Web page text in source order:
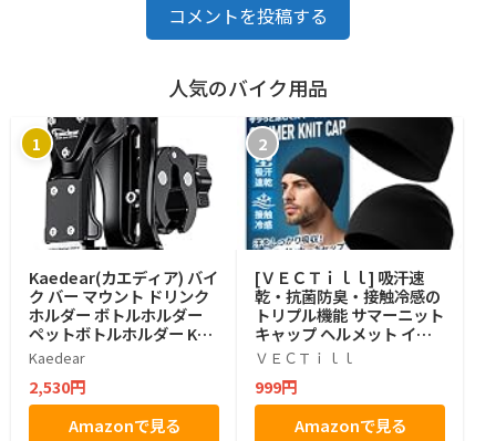
コメントを投稿する
人気のバイク用品
1
Kaedear(カエディア) バイ
ク バー マウント ドリンク
ホルダー ボトルホルダー
ペットボトルホルダー KDR
-M21-3 (ちょうネジ)
Kaedear
2,530円
Amazonで見る
2
[ＶＥＣＴｉｌｌ] 吸汗速
乾・抗菌防臭・接触冷感の
トリプル機能 サマーニット
キャップ ヘルメット イン
ナー 2枚組 夏用 インナーキ
ャップ フリーサイズ バイ
ク 通気性 防臭 抗菌 蒸れ防
止 冷感 サマーニット帽 冷
感キャップ
ＶＥＣＴｉｌｌ
999円
Amazonで見る